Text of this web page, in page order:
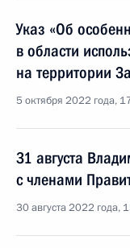
Указ «Об
в области
на территории
5 октября 2022 года,
31 августа
с членами
30 августа 2022 года,